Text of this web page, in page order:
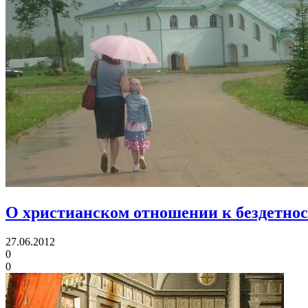
О христианском отношении к
27.06.2012
0
0